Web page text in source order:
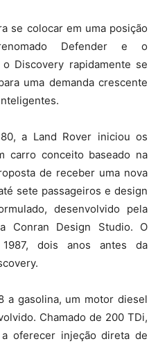
se colocar em uma posição
Defender e o
Discovery rapidamente se
uma demanda crescente
a Land Rover iniciou os
carro conceito baseado na
de receber uma nova
sete passageiros e design
desenvolvido pela
Conran Design Studio. O
dois anos antes da
a gasolina, um motor diesel
Chamado de 200 TDi,
oferecer injeção direta de